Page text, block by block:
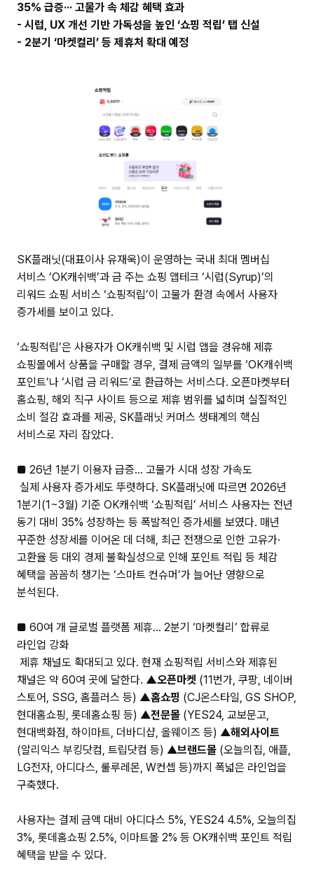
35% 급증··· 고물가 속 체감 혜택 효과
- 시럽, UX 개선 기반 가독성을 높인 ‘쇼핑 적립’ 탭 신설
- 2분기 ‘마켓컬리’ 등 제휴처 확대 예정
SK플래닛(대표이사 유재욱)이 운영하는 국내 최대 멤버십
서비스 ‘OK캐쉬백’과 금 주는 쇼핑 앱테크 ‘시럽(Syrup)’의
리워드 쇼핑 서비스 ‘쇼핑적립’이 고물가 환경 속에서 사용자
증가세를 보이고 있다.
‘쇼핑적립’은 사용자가 OK캐쉬백 및 시럽 앱을 경유해 제휴
쇼핑몰에서 상품을 구매할 경우, 결제 금액의 일부를 ‘OK캐쉬백
포인트’나 ‘시럽 금 리워드’로 환급하는 서비스다. 오픈마켓부터
홈쇼핑, 해외 직구 사이트 등으로 제휴 범위를 넓히며 실질적인
소비 절감 효과를 제공, SK플래닛 커머스 생태계의 핵심
서비스로 자리 잡았다.
■ 26년 1분기 이용자 급증… 고물가 시대 성장 가속도
실제 사용자 증가세도 뚜렷하다. SK플래닛에 따르면 2026년
1분기(1~3월) 기준 OK캐쉬백 ‘쇼핑적립’ 서비스 사용자는 전년
동기 대비 35% 성장하는 등 폭발적인 증가세를 보였다. 매년
꾸준한 성장세를 이어온 데 더해, 최근 전쟁으로 인한 고유가·
고환율 등 대외 경제 불확실성으로 인해 포인트 적립 등 체감
혜택을 꼼꼼히 챙기는 ‘스마트 컨슈머’가 늘어난 영향으로
분석된다.
■ 60여 개 글로벌 플랫폼 제휴… 2분기 ‘마켓컬리’ 합류로
라인업 강화
제휴 채널도 확대되고 있다. 현재 쇼핑적립 서비스와 제휴된
채널은 약 60여 곳에 달한다. ▲오픈마켓 (11번가, 쿠팡, 네이버
스토어, SSG, 홈플러스 등) ▲홈쇼핑 (CJ온스타일, GS SHOP,
현대홈쇼핑, 롯데홈쇼핑 등) ▲전문몰 (YES24, 교보문고,
현대백화점, 하이마트, 더바디샵, 올웨이즈 등) ▲해외사이트
(알리익스 부킹닷컴, 트립닷컴 등) ▲브랜드몰 (오늘의집, 애플,
LG전자, 아디다스, 룰루레몬, W컨셉 등)까지 폭넓은 라인업을
구축했다.
사용자는 결제 금액 대비 아디다스 5%, YES24 4.5%, 오늘의집
3%, 롯데홈쇼핑 2.5%, 이마트몰 2% 등 OK캐쉬백 포인트 적립
혜택을 받을 수 있다.